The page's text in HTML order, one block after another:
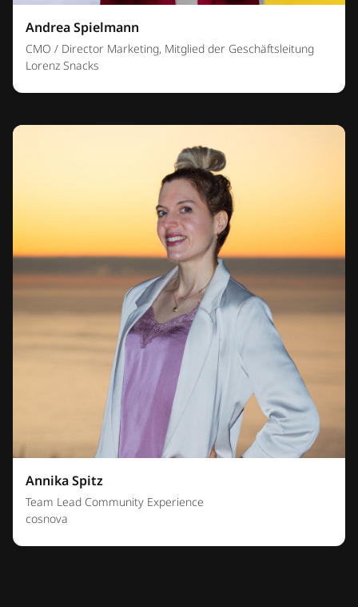
Andrea Spielmann
CMO / Director Marketing, Mitglied der Geschäftsleitung
Lorenz Snacks
Annika Spitz
Team Lead Community Experience
cosnova